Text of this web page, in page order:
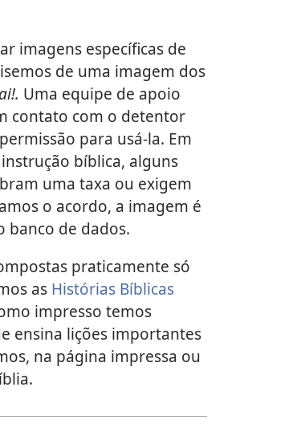
imagens específicas de
de uma imagem dos
Uma equipe de apoio
contato com o detentor
para usá-la. Em
bíblica, alguns
uma taxa ou exigem
o acordo, a imagem é
banco de dados.
praticamente só
as Histórias Bíblicas
impresso temos
ensina lições importantes
na página impressa ou